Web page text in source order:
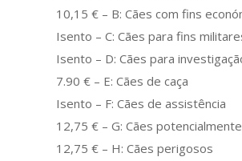
10,15 € – B: Cães com fins
Isento – C: Cães para fins
Isento – D: Cães para
7.90 € – E: Cães de caça
Isento – F: Cães de assistência
12,75 € – G: Cães
12,75 € – H: Cães perigosos